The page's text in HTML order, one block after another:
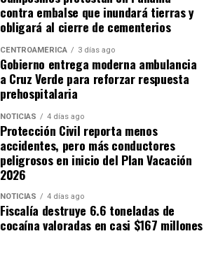
contra embalse que inundará tierras y
obligará al cierre de cementerios
CENTROAMÉRICA 3 días ago
Gobierno entrega moderna ambulancia
a Cruz Verde para reforzar respuesta
prehospitalaria
NOTICIAS 4 días ago
Protección Civil reporta menos
accidentes, pero más conductores
peligrosos en inicio del Plan Vacación
2026
NOTICIAS 4 días ago
Fiscalía destruye 6.6 toneladas de
cocaína valoradas en casi $167 millones